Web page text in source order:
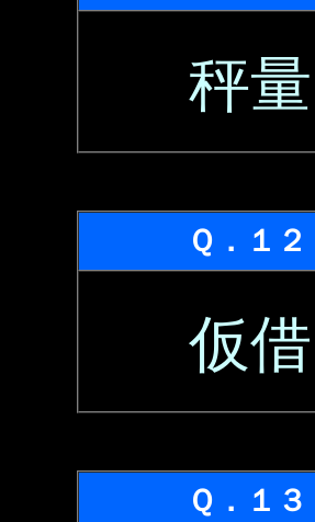
秤量
Ｑ．１２
仮借
Ｑ．１３